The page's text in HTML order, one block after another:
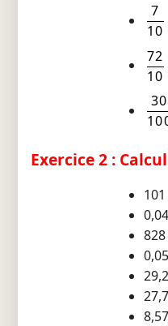
7
10
72
10
30
Exercice 2 :